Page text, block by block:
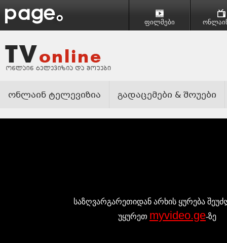
ფილმები
ონლაინ ტელევიზია გადაცემები & შოუები